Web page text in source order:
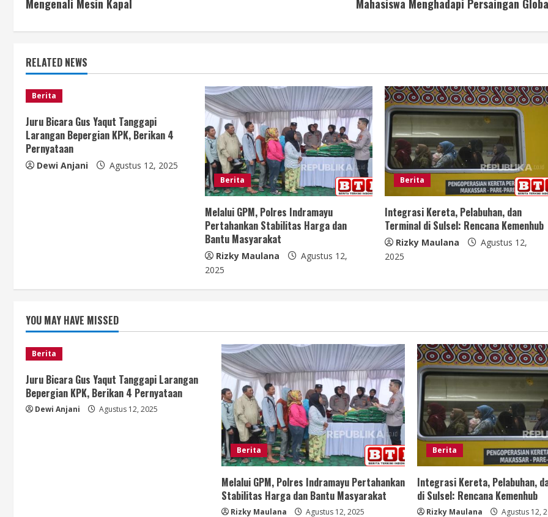
i
n
u
e
R
g
Mengenali Mesin Kapal
Mahasiswa Menghadapi Persaingan
RELATED NEWS
Berita
Juru Bicara Gus Yaqut Tanggapi
Larangan Bepergian KPK, Berikan 4
Pernyataan
Dewi Anjani Agustus 12, 2025
Berita
Melalui GPM, Polres Indramayu
Pertahankan Stabilitas Harga dan
Bantu Masyarakat
Rizky Maulana
Agustus 12,
2025
Berita
Integrasi Kereta, Pelabuhan, dan
Terminal di Sulsel: Rencana Kemenhub
Rizky Maulana
Agustus 12,
2025
YOU MAY HAVE MISSED
Berita
Juru Bicara Gus Yaqut Tanggapi Larangan
Bepergian KPK, Berikan 4 Pernyataan
Dewi Anjani Agustus 12, 2025
Berita
Melalui GPM, Polres Indramayu Pertahankan
Stabilitas Harga dan Bantu Masyarakat
Rizky Maulana Agustus 12, 2025
Berita
Integrasi Kereta, Pelabuhan,
di Sulsel: Rencana Kemenhub
Rizky Maulana Agustus 12,